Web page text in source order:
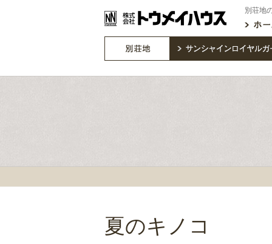
別荘地
夏のキノコ